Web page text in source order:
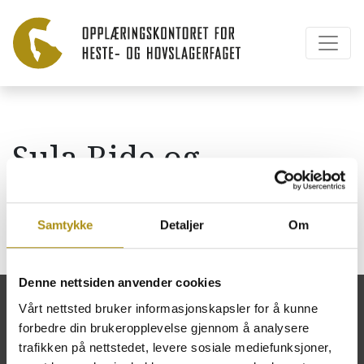
Samtykke Detaljer Om
Denne nettsiden anvender cookies
Vårt nettsted bruker informasjonskapsler for å kunne
forbedre din brukeropplevelse gjennom å analysere
trafikken på nettstedet, levere sosiale mediefunksjoner,
Sula Ride og
fritidssenter